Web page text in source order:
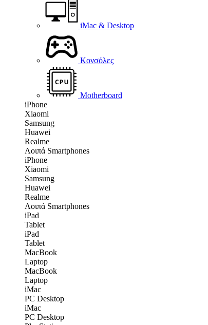
iMac & Desktop
Κονσόλες
Motherboard
iPhone
Xiaomi
Samsung
Huawei
Realme
Λοιπά Smartphones
iPhone
Xiaomi
Samsung
Huawei
Realme
Λοιπά Smartphones
iPad
Tablet
iPad
Tablet
MacBook
Laptop
MacBook
Laptop
iMac
PC Desktop
iMac
PC Desktop